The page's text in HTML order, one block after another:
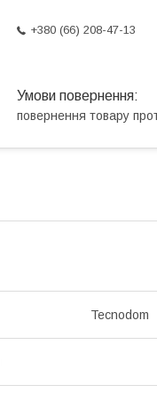
+380 (66) 208-47-13
повернення товару
Tecnodom